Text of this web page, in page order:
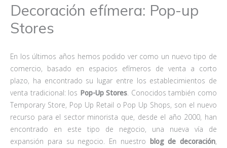
Decoración efímera: Pop-up
Stores
En los últimos años hemos podido ver como un nuevo tipo de
comercio, basado en espacios efímeros de venta a corto
plazo, ha encontrado su lugar entre los establecimientos de
venta tradicional: los Pop-Up Stores. Conocidos también como
Temporary Store, Pop Up Retail o Pop Up Shops, son el nuevo
recurso para el sector minorista que, desde el año 2000, han
encontrado en este tipo de negocio, una nueva vía de
expansión para su negocio. En nuestro blog de decoración,